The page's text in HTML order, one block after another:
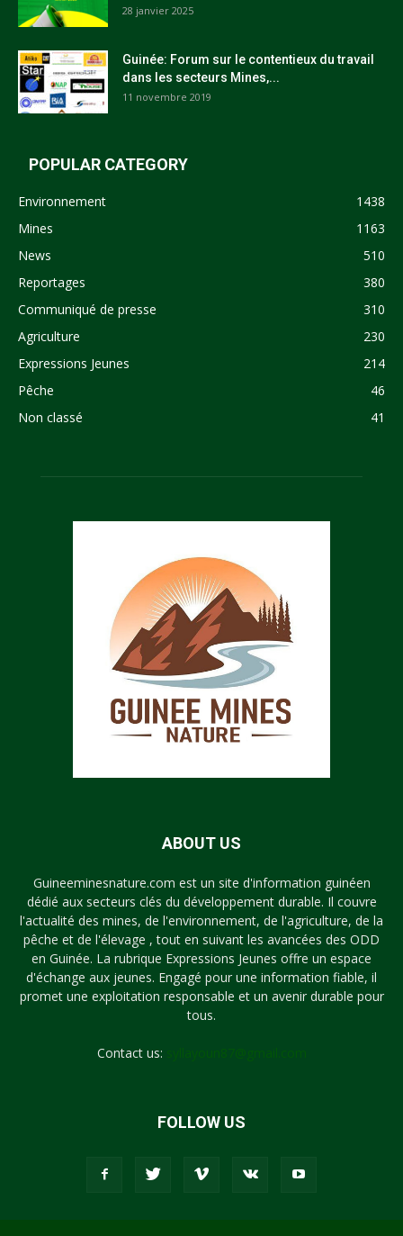
28 janvier 2025
Guinée: Forum sur le contentieux du travail
dans les secteurs Mines,...
11 novembre 2019
POPULAR CATEGORY
Environnement
1438
Mines
1163
News
510
Reportages
380
Communiqué de presse
310
Agriculture
230
Expressions Jeunes
214
Pêche
46
Non classé
41
ABOUT US
Guineeminesnature.com est un site d'information guinéen
dédié aux secteurs clés du développement durable. Il couvre
l'actualité des mines, de l'environnement, de l'agriculture, de la
pêche et de l'élevage , tout en suivant les avancées des ODD
en Guinée. La rubrique Expressions Jeunes offre un espace
d'échange aux jeunes. Engagé pour une information fiable, il
promet une exploitation responsable et un avenir durable pour
tous.
Contact us:
FOLLOW US